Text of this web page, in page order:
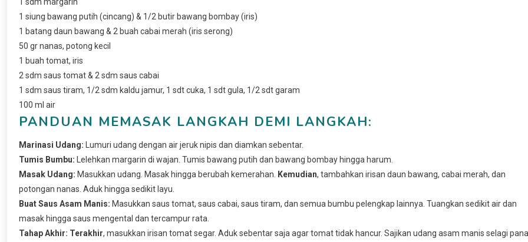
1 siung bawang putih (cincang) & 1/2 butir bawang bombay (iris)
1 batang daun bawang & 2 buah cabai merah (iris serong)
50 gr nanas, potong kecil
1 buah tomat, iris
2 sdm saus tomat & 2 sdm saus cabai
1 sdm saus tiram, 1/2 sdm kaldu jamur, 1 sdt cuka, 1 sdt gula, 1/2 sdt garam
100 ml air
PANDUAN MEMASAK LANGKAH DEMI LANGKAH:
Marinasi Udang: Lumuri udang dengan air jeruk nipis dan diamkan sebentar.
Tumis Bumbu: Lelehkan margarin di wajan. Tumis bawang putih dan bawang bombay hingga harum.
Masak Udang: Masukkan udang. Masak hingga berubah kemerahan. Kemudian, tambahkan irisan daun bawang, cabai merah, dan
potongan nanas. Aduk hingga sedikit layu.
Buat Saus Asam Manis: Masukkan saus tomat, saus cabai, saus tiram, dan semua bumbu pelengkap lainnya. Tuangkan sedikit air dan
masak hingga saus mengental dan tercampur rata.
Tahap Akhir: Terakhir, masukkan irisan tomat segar. Aduk sebentar saja agar tomat tidak hancur. Sajikan udang asam manis selagi